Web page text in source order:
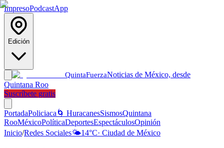
ImpresoPodcastApp
Edición
QuintaFuerzaNoticias de México, desde
Quintana Roo
Suscríbete gratis
PortadaPoliciaca 🌀 HuracanesSismosQuintana
RooMéxicoPolíticaDeportesEspectáculosOpinión
Inicio/Redes Sociales🌤️14°C· Ciudad de México